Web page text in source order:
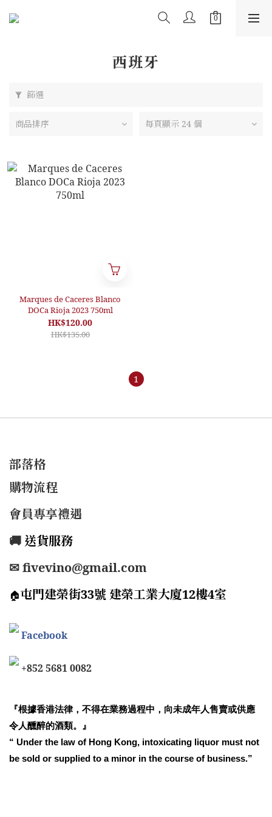
西班牙
篩選
商品排序 每頁顯示 24 個
Marques de Caceres Blanco
DOCa Rioja 2023 750ml
HK$120.00
HK$135.00
1
部落格
購物流程
會員專享禮遇
🚚 送貨服務
✉ fivevino@gmail.com
🏠屯門建榮街33號 建榮工業大廈12樓4室
Facebook
+852 5681 0082
『根據香港法律，不得在業務過程中，向未成年人售賣或供應
令人醺醉的酒類。』
“ Under the law of Hong Kong, intoxicating liquor must not
be sold or supplied to a minor in the course of business.”